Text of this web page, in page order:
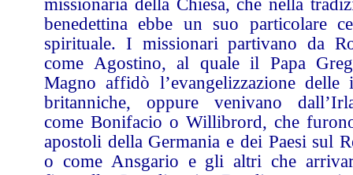
missionaria della Chiesa, che nella
benedettina ebbe un suo particolare
spirituale. I missionari partivano da
come Agostino, al quale il Papa
Magno affidò l’evangelizzazione delle
britanniche, oppure venivano
come Bonifacio o Willibrord, che
apostoli della Germania e dei Paesi sul
o come Ansgario e gli altri che